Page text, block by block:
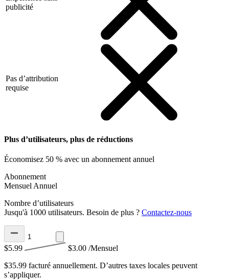
publicité
Pas d’attribution
requise
Plus d’utilisateurs, plus de réductions
Économisez 50 % avec un abonnement annuel
Abonnement
Mensuel Annuel
Nombre d’utilisateurs
Jusqu'à 1000 utilisateurs. Besoin de plus ? Contactez-nous
$5.99 $3.00 /Mensuel
$35.99 facturé annuellement. D’autres taxes locales peuvent
s’appliquer.